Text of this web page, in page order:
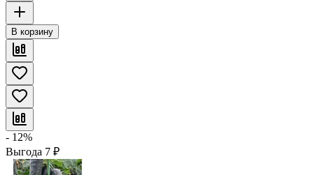
В корзину
- 12%
Выгода 7 ₽